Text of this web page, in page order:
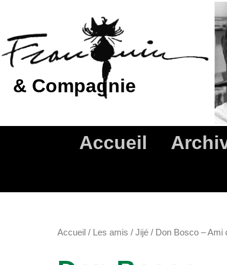
contenu
& Compagnie
Accueil
Accueil / Les amis / Jijé / Don Bosco – Ami